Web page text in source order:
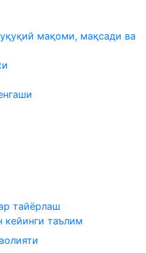
мақоми, мақсади ва
тайёрлаш
кейинги таълим